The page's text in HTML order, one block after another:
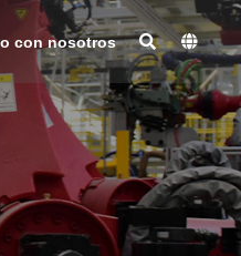
con nosotros